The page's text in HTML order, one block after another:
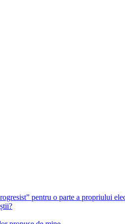
pentru o parte a propriului